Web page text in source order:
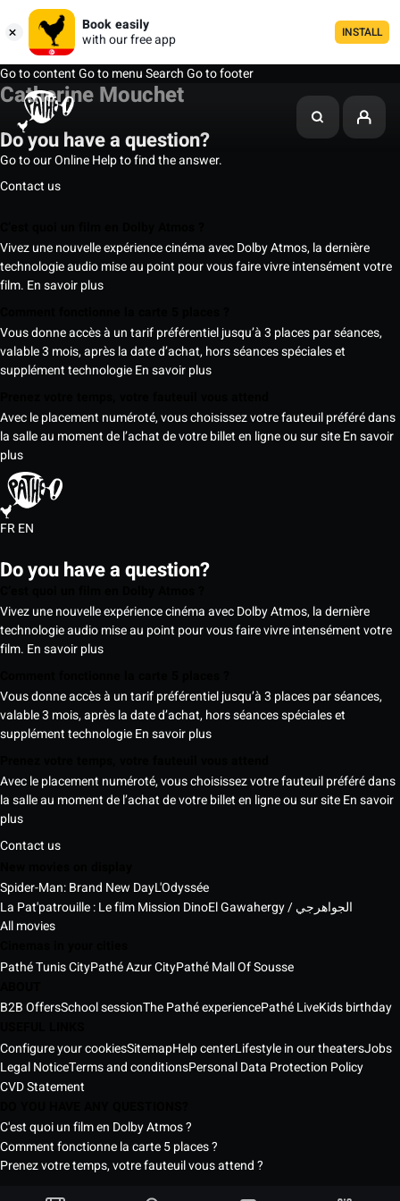
Book easily
with our free app
INSTALL
Go to contentGo to menuSearchGo to footer
Catherine Mouchet
Do you have a question?
Go to our Online Help to find the answer.
Contact us
Vivez une nouvelle expérience cinéma avec Dolby Atmos, la dernière
technologie audio mise au point pour vous faire vivre intensément votre
film. En savoir plus
Vous donne accès à un tarif préférentiel jusqu’à 3 places par séances,
valable 3 mois, après la date d’achat, hors séances spéciales et
supplément technologieEn savoir plus
Avec le placement numéroté, vous choisissez votre fauteuil préféré dans
la salle au moment de l’achat de votre billet en ligne ou sur siteEn savoir
plus
FREN
Do you have a question?
Vivez une nouvelle expérience cinéma avec Dolby Atmos, la dernière
technologie audio mise au point pour vous faire vivre intensément votre
film. En savoir plus
Vous donne accès à un tarif préférentiel jusqu’à 3 places par séances,
valable 3 mois, après la date d’achat, hors séances spéciales et
supplément technologieEn savoir plus
Avec le placement numéroté, vous choisissez votre fauteuil préféré dans
la salle au moment de l’achat de votre billet en ligne ou sur siteEn savoir
plus
Contact us
Spider-Man: Brand New DayL'Odyssée
La Pat'patrouille : Le film Mission Dino
El Gawahergy / الجواهرجي
All movies
Pathé Tunis CityPathé Azur CityPathé Mall Of Sousse
B2B OffersSchool sessionThe Pathé experiencePathé LiveKids birthday
Configure your cookiesSitemapHelp centerLifestyle in our theatersJobs
Legal NoticeTerms and conditionsPersonal Data Protection Policy
CVD Statement
C'est quoi un film en Dolby Atmos ?
Comment fonctionne la carte 5 places ?
Prenez votre temps, votre fauteuil vous attend ?